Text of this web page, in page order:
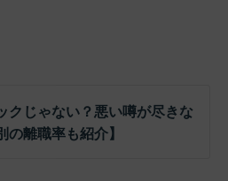
クじゃない？悪い噂が尽きな
の離職率も紹介】